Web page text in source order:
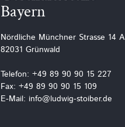
Bayern
Nördliche Münchner Strasse 14 A
82031 Grünwald
Telefon: +49 89 90 90 15 227
Fax: +49 89 90 90 15 109
E-Mail: info@ludwig-stoiber.de